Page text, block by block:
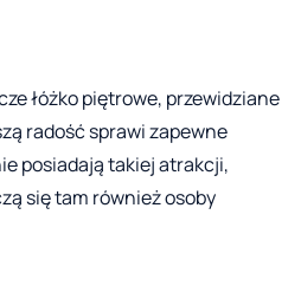
łóżko piętrowe, przewidziane
radość sprawi zapewne
posiadają takiej atrakcji,
się tam również osoby